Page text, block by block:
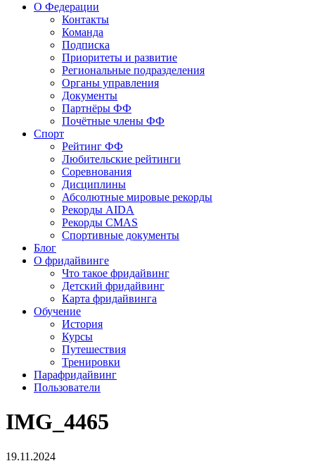
О Федерации
Контакты
Команда
Подписка
Приоритеты и развитие
Региональные подразделения
Органы управления
Документы
Партнёры ФФ
Почётные члены ФФ
Спорт
Рейтинг ФФ
Любительские рейтинги
Соревнования
Дисциплины
Абсолютные мировые рекорды
Рекорды AIDA
Рекорды CMAS
Спортивные документы
Блог
О фридайвинге
Что такое фридайвинг
Детский фридайвинг
Карта фридайвинга
Обучение
История
Курсы
Путешествия
Тренировки
Парафридайвинг
Пользователи
IMG_4465
19.11.2024